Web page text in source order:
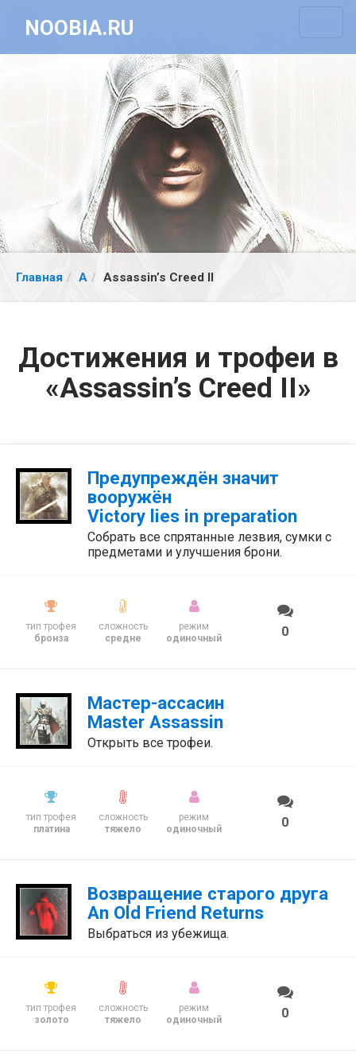
NOOBIA.RU
Главная A Assassin’s Creed II
Достижения и трофеи в
«Assassin’s Creed II»
Предупреждён значит
вооружён
Victory lies in preparation
Собрать все спрятанные лезвия, сумки с
предметами и улучшения брони.
тип трофея
бронза
сложность
средне
режим
одиночный
0
Мастер-ассасин
Master Assassin
Открыть все трофеи.
тип трофея
платина
сложность
тяжело
режим
одиночный
0
Возвращение старого друга
An Old Friend Returns
Выбраться из убежища.
тип трофея
золото
сложность
тяжело
режим
одиночный
0